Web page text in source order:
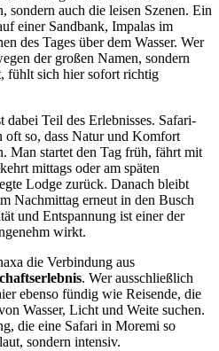
auch die leisen Szenen. Ein
einer Sandbank, Impalas im
des Tages über dem Wasser. Wer
der großen Namen, sondern
fühlt sich hier sofort richtig
Teil des Erlebnisses. Safari-
oft so, dass Natur und Komfort
Man startet den Tag früh, fährt mit
mittags oder am späten
Lodge zurück. Danach bleibt
Nachmittag erneut in den Busch
und Entspannung ist einer der
wirkt.
die Verbindung aus
. Wer ausschließlich
ebenso fündig wie Reisende, die
Wasser, Licht und Weite suchen.
die eine Safari in Moremi so
sondern intensiv.